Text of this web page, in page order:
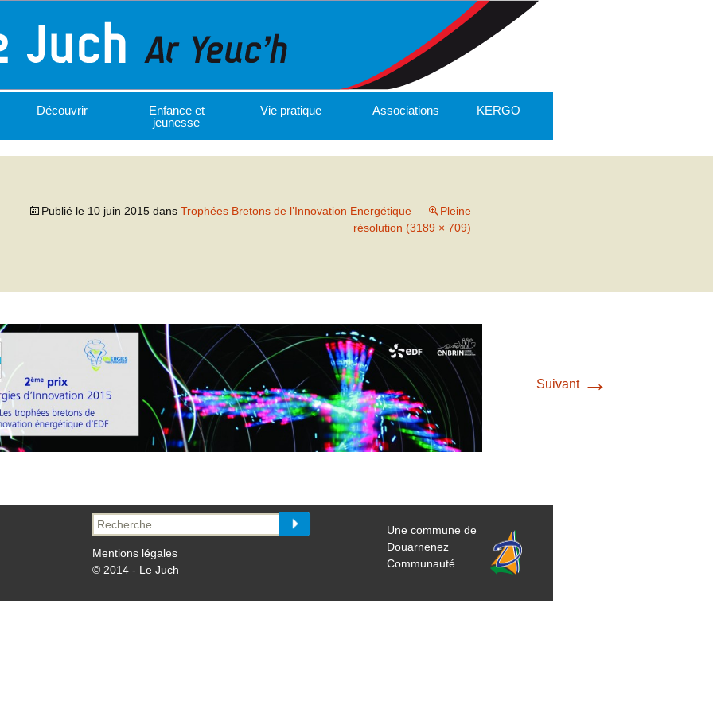
Découvrir
Enfance et
jeunesse
Vie pratique Associations KERGO
Publié le 10 juin 2015 dans Trophées Bretons de l’Innovation Energétique
Pleine
résolution (3189 × 709)
Suivant →
Recherche
pour :
Mentions légales
© 2014 - Le Juch
Une commune de
Douarnenez
Communauté